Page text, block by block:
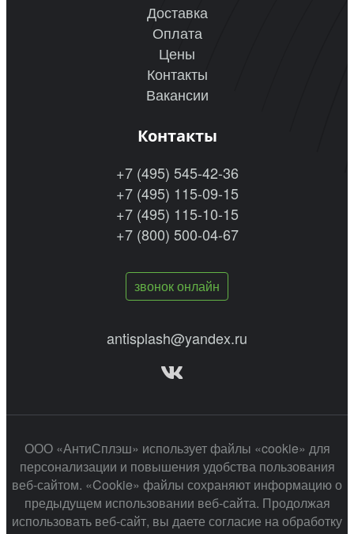
Доставка
Оплата
Цены
Контакты
Вакансии
Контакты
+7 (495) 545-42-36
+7 (495) 115-09-15
+7 (495) 115-10-15
+7 (800) 500-04-67
звонок онлайн
antisplash@yandex.ru
ООО «АнтиСплэш» использует файлы «cookie» для
персонализации и повышения удобства пользования
веб-сайтом. «Cookie» файлы сохраняют информацию о
предыдущем использовании веб-сайта. Продолжая
использовать веб-сайт, вы даете согласие на обработку